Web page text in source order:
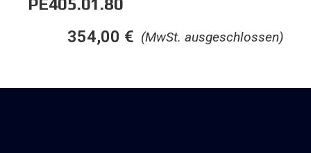
PE405.01.80
(MwSt. ausgeschlossen)
354,00 €